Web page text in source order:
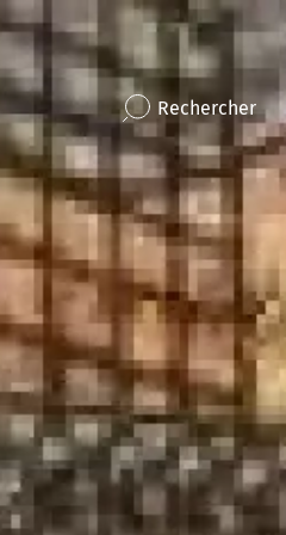
Rechercher